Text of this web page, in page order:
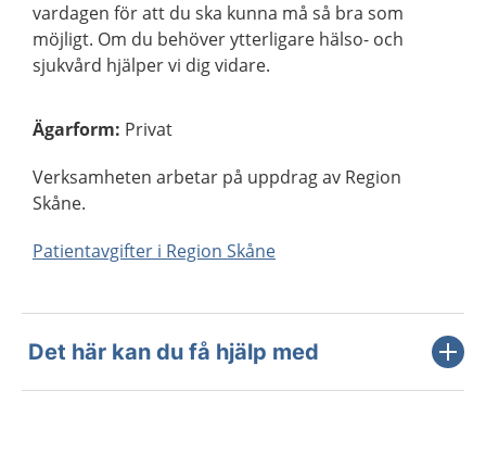
vardagen för att du ska kunna må så bra som
möjligt. Om du behöver ytterligare hälso- och
sjukvård hjälper vi dig vidare.
Ägarform: Privat
Verksamheten arbetar på uppdrag av Region
Skåne.
Patientavgifter i Region Skåne
Det här kan du få hjälp med